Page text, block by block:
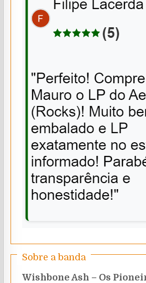
Sobre a banda
Wishbone Ash – Os